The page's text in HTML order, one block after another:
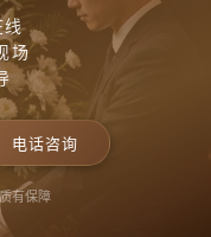
线
场
电话咨询
有保障